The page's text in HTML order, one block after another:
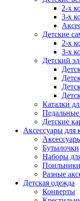
2-х
3-х
Детские
2-х
3-х
Детский
Каталки
Детские
Аксессуары для
Бутылочки
Наборы
Поильники
Разные
Детская одежда
Конверты